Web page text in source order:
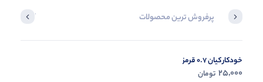
پرفروش ترین محصولات آخرین
خودکار کیان 0.7 قرمز
25,000 تومان